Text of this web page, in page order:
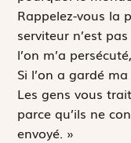
Rappelez-vous la
serviteur n’est
l’on m’a
Si l’on a gardé
Les gens vous
parce qu’ils ne
envoyé. »